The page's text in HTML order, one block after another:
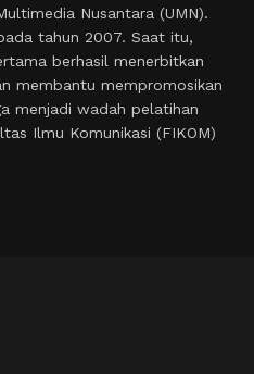
Nusantara (UMN).
tahun 2007. Saat itu,
berhasil menerbitkan
membantu mempromosikan
menjadi wadah pelatihan
Ilmu Komunikasi (FIKOM)